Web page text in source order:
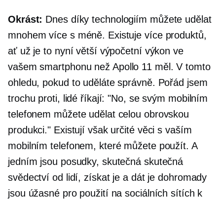
Okrást: Dnes díky technologiím můžete udělat
mnohem více s méně. Existuje více produktů,
ať už je to nyní větší výpočetní výkon ve
vašem smartphonu než Apollo 11 měl. V tomto
ohledu, pokud to uděláte správně. Pořád jsem
trochu proti, lidé říkají: "No, se svým mobilním
telefonem můžete udělat celou obrovskou
produkci." Existují však určité věci s vaším
mobilním telefonem, které můžete použít. A
jedním jsou posudky, skutečná skutečná
svědectví od lidí, získat je a dát je dohromady
jsou úžasné pro použití na sociálních sítích k